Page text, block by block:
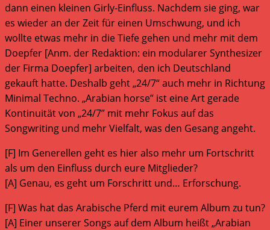
dann einen kleinen Girly-Einfluss. Nachdem sie ging, war
es wieder an der Zeit für einen Umschwung, und ich
wollte etwas mehr in die Tiefe gehen und mehr mit dem
Doepfer [Anm. der Redaktion: ein modularer Synthesizer
der Firma Doepfer] arbeiten, den ich Deutschland
gekauft hatte. Deshalb geht „24/7“ auch mehr in Richtung
Minimal Techno. „Arabian horse” ist eine Art gerade
Kontinuität von „24/7” mit mehr Fokus auf das
Songwriting und mehr Vielfalt, was den Gesang angeht.
[F] Im Generellen geht es hier also mehr um Fortschritt
als um den Einfluss durch eure Mitglieder?
[A] Genau, es geht um Forschritt und… Erforschung.
[F] Was hat das Arabische Pferd mit eurem Album zu tun?
[A] Einer unserer Songs auf dem Album heißt „Arabian